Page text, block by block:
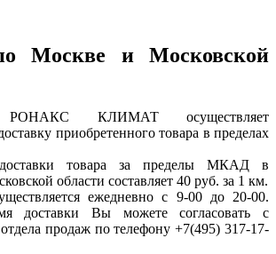
Москве и Московской
РОНАКС КЛИМАТ осуществляет
приобретенного товара в пределах
товара за пределы МКАД в
области составляет 40 руб. за 1 км.
ежедневно с 9-00 до 20-00.
доставки Вы можете согласовать с
продаж по телефону +7(495) 317-17-